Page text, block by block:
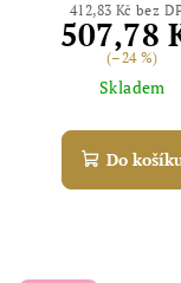
412,83 Kč bez
507,78
(–24 %)
Skladem
Do